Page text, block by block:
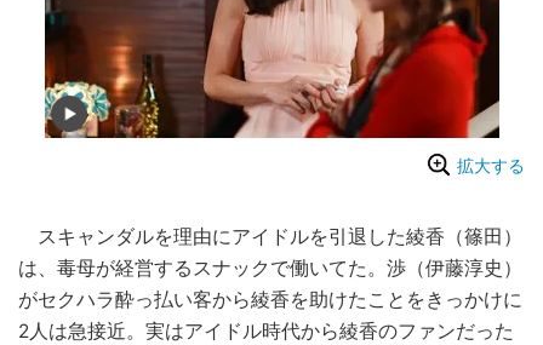
拡大する
スキャンダルを理由にアイドルを引退した綾香（篠田）
は、毒母が経営するスナックで働いてた。渉（伊藤淳史）
がセクハラ酔っ払い客から綾香を助けたことをきっかけに
2人は急接近。実はアイドル時代から綾香のファンだった